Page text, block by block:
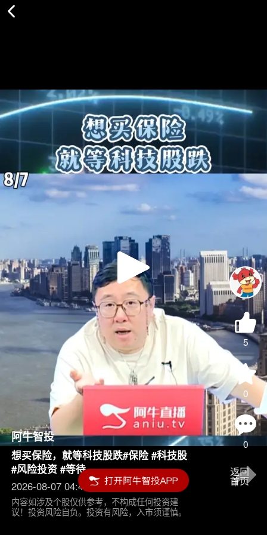
Play
Video
5
0
0
阿牛智投
想买保险，就等科技股跌#保险 #科技股
#风险投资 #等待
2026-08-07 04:45
内容如涉及个股仅供参考，不构成任何投资建
议！投资风险自负。投资有风险，入市须谨慎。